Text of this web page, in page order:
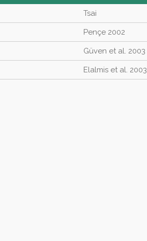
Tsai
Pençe 2002
Güven et al. 2003
Elalmis et al. 2003